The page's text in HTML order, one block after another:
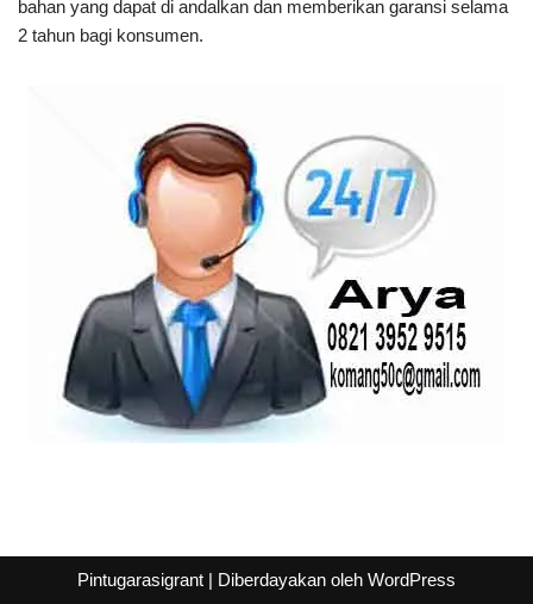
bahan yang dapat di andalkan dan memberikan garansi selama
2 tahun bagi konsumen.
Pintugarasigrant | Diberdayakan oleh WordPress